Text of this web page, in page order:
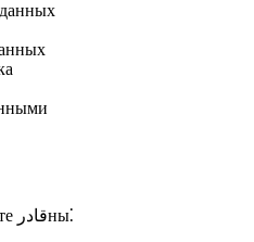
По завершении курса вы будете قادرны⁚